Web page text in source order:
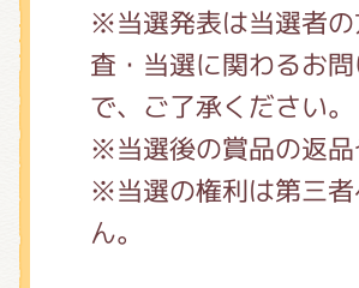
※当選発表は当選者
査・当選に関わるお
で、ご了承ください。
※当選後の賞品の返
※当選の権利は第三
ん。